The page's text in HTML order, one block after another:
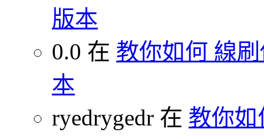
版本
0.0 在 教你如何 線
本
ryedrygedr 在 教你如